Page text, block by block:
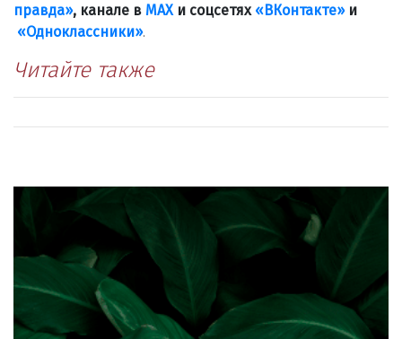
правда», канале в МАХи соцсетях «ВКонтакте»и
«Одноклассники».
Читайте также